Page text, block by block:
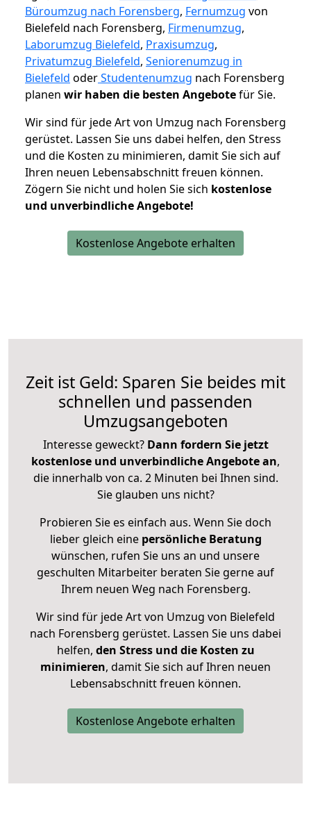
Büroumzug nach Forensberg, Fernumzug von
Bielefeld nach Forensberg, Firmenumzug,
Laborumzug Bielefeld, Praxisumzug,
Privatumzug Bielefeld, Seniorenumzug in
Bielefeld oderStudentenumzug nach Forensberg
planen wir haben die besten Angebotefür Sie.
Wir sind für jede Art von Umzug nach Forensberg
gerüstet. Lassen Sie uns dabei helfen, den Stress
und die Kosten zu minimieren, damit Sie sich auf
Ihren neuen Lebensabschnitt freuen können.
Zögern Sie nicht und holen Sie sich kostenlose
und unverbindliche Angebote!
Kostenlose Angebote erhalten
Zeit ist Geld: Sparen Sie beides mit
schnellen und passenden
Umzugsangeboten
Interesse geweckt? Dann fordern Sie jetzt
kostenlose und unverbindliche Angebote an,
die innerhalb von ca. 2 Minuten bei Ihnen sind.
Sie glauben uns nicht?
Probieren Sie es einfach aus. Wenn Sie doch
lieber gleich eine persönliche Beratung
wünschen, rufen Sie uns an und unsere
geschulten Mitarbeiter beraten Sie gerne auf
Ihrem neuen Weg nach Forensberg.
Wir sind für jede Art von Umzug von Bielefeld
nach Forensberg gerüstet. Lassen Sie uns dabei
helfen, den Stress und die Kosten zu
minimieren, damit Sie sich auf Ihren neuen
Lebensabschnitt freuen können.
Kostenlose Angebote erhalten